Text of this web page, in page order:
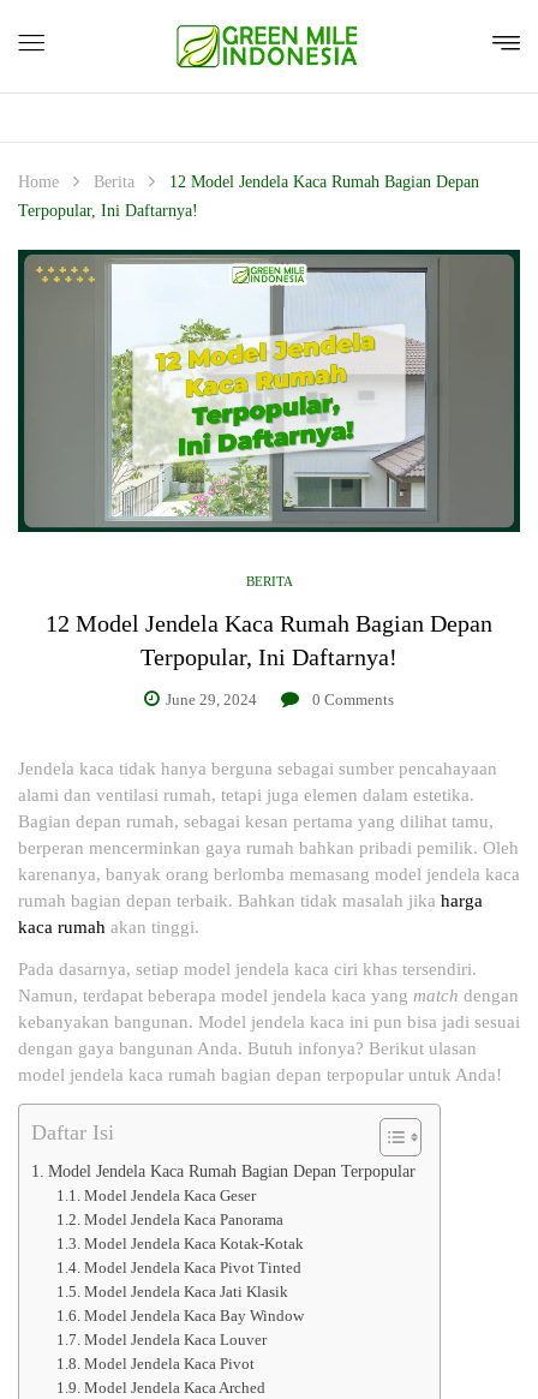
Home Berita
12 Model Jendela Kaca Rumah Bagian Depan
Terpopular, Ini Daftarnya!
BERITA
12 Model Jendela Kaca Rumah Bagian Depan
Terpopular, Ini Daftarnya!
June 29, 2024 0 Comments
Jendela kaca tidak hanya berguna sebagai sumber pencahayaan
alami dan ventilasi rumah, tetapi juga elemen dalam estetika.
Bagian depan rumah, sebagai kesan pertama yang dilihat tamu,
berperan mencerminkan gaya rumah bahkan pribadi pemilik. Oleh
karenanya, banyak orang berlomba memasang model jendela kaca
rumah bagian depan terbaik. Bahkan tidak masalah jika harga
kaca rumah akan tinggi.
Pada dasarnya, setiap model jendela kaca ciri khas tersendiri.
Namun, terdapat beberapa model jendela kaca yang match dengan
kebanyakan bangunan. Model jendela kaca ini pun bisa jadi sesuai
dengan gaya bangunan Anda. Butuh infonya? Berikut ulasan
model jendela kaca rumah bagian depan terpopular untuk Anda!
Daftar Isi
Model Jendela Kaca Rumah Bagian Depan Terpopular
Model Jendela Kaca Geser
Model Jendela Kaca Panorama
Model Jendela Kaca Kotak-Kotak
Model Jendela Kaca Pivot Tinted
Model Jendela Kaca Jati Klasik
Model Jendela Kaca Bay Window
Model Jendela Kaca Louver
Model Jendela Kaca Pivot
Model Jendela Kaca Arched